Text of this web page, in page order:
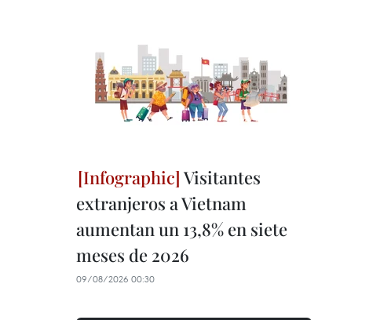
Visitantes
extranjeros a Vietnam
aumentan un 13,8% en siete
meses de 2026
09/08/2026 00:30